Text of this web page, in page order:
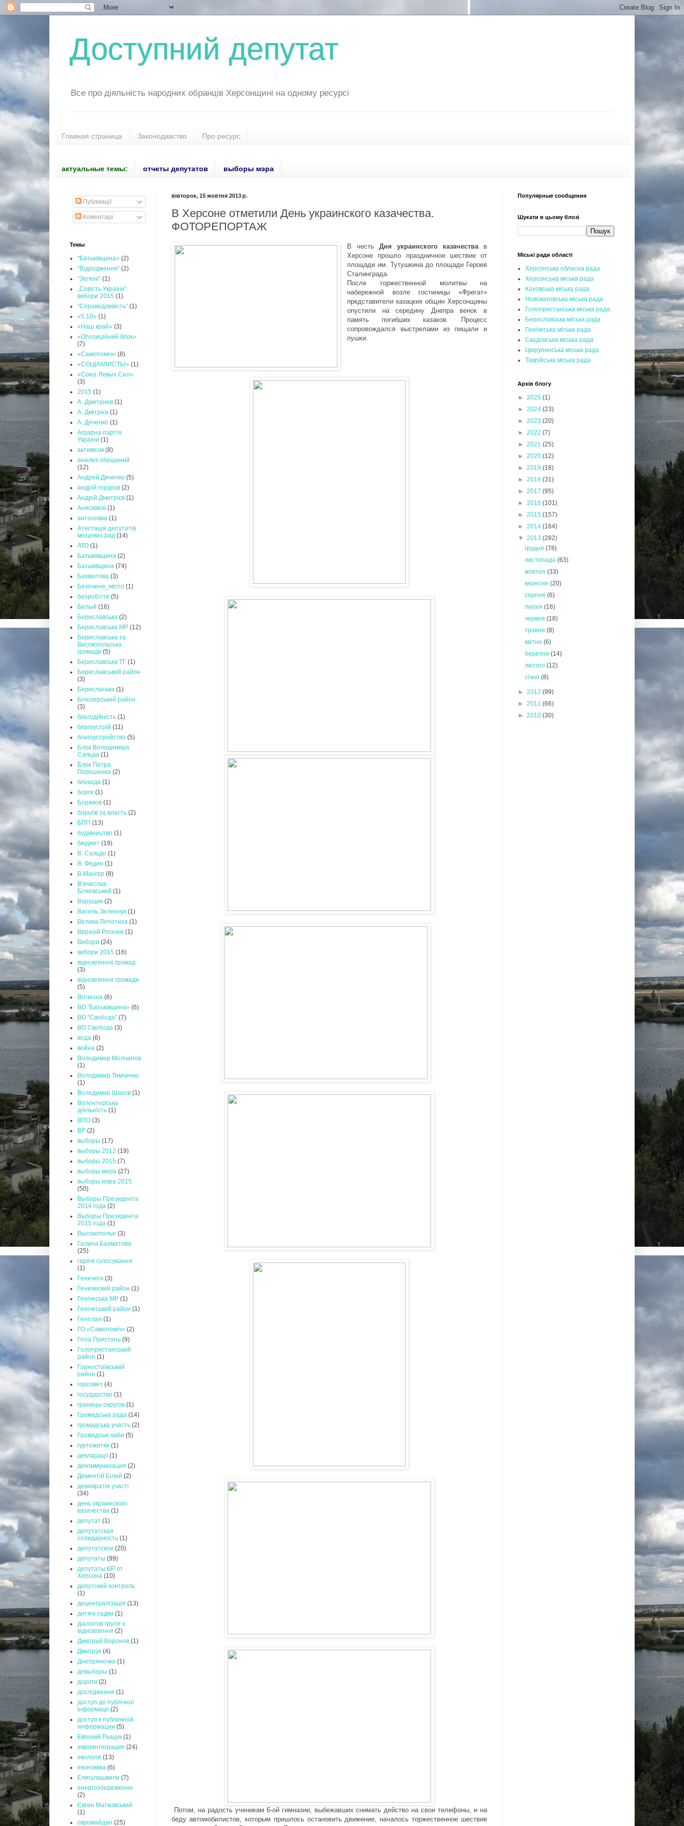
Доступний депутат
Все про діяльність народних обранців Херсонщині на одному ресурсі
Главная страница Законодавство Про ресурс
актуальные темы: отчеты депутатов выборы мэра
вівторок, 15 жовтня 2013 р.
В Херсоне отметили День украинского казачества.
ФОТОРЕПОРТАЖ
В честьДня украинского казачества в
Херсоне прошло праздничное шествие от
площади им. Тутушкина до площади Героев
Сталинграда.
После торжественной молитвы на
набережной возле гостиницы «Фрегат»
представители казацких общин Херсонщины
опустили на середину Днепра венок в
память погибших казаков. Процесс
сопровождался выстрелами из пищали и
пушки.
Потом, на радость ученикам 6-ой гимназии, выбежавших снимать действо на свои телефоны, и на
беду автомобилистов, которым пришлось остановить движение, началось торжественное шествие
Публікації
Коментарі
Темы
"Батьківщина» (2)
“Відродження” (2)
“Зелені” (1)
„Совість України”.
вибори 2015 (1)
“Справедливість” (1)
«5.10» (1)
«Наш край» (3)
«Опозиційний блок»
(7)
«Самопоміч» (8)
«СОЦИАЛИСТЫ» (1)
«Союз Левых Сил»
(3)
2015 (1)
А. Дмитриев (1)
А. Дмітрієв (1)
А. Дяченко (1)
Аграрна партія
України (1)
активизм (8)
анализ обещаний
(12)
Андрей Дяченко (5)
андрій гордєєв (2)
Андрій Дмитрієв (1)
Анисимов (1)
антоновка (1)
Атестація депутатів
місцевих рад (14)
АТО (1)
Батькивщина (2)
Батьківщина (74)
Бахматова (3)
Безпчене_місто (1)
безробіття (5)
Белый (16)
Бериславська (2)
Бериславська МР (12)
Бериславська та
Високопільська
громади (5)
Бериславська ТГ (1)
Бериславський район
(3)
Берисласька (1)
Білозерський район
(3)
благодійність (1)
благоустрій (11)
благоустройство (5)
Блок Володимира
Сальда (1)
Блок Петра
Порошенка (2)
блокада (1)
борги (1)
Боржков (1)
борьбв за власть (2)
БПП (13)
будівництво (1)
бюджет (19)
В. Сальдо (1)
В. Федин (1)
В.Мангер (8)
В’ячеслав
Білковський (1)
Варущик (2)
Василь Зеленчук (1)
Велика Лепетиха (1)
Верхній Рогачик (1)
Вибори (24)
вибори 2015 (16)
відновлення громад
(3)
відновлення громади
(5)
Вітчизна (6)
ВО "Батьківщина» (6)
ВО "Свобода" (7)
ВО Свобода (3)
вода (6)
война (2)
Володимир Молчанов
(1)
Володимир Тимченко
(1)
Володимир Шахов (1)
Волонтерська
діяльність (1)
ВПО (3)
ВР (2)
выборы (17)
выборы 2012 (19)
выборы 2015 (7)
выборы мера (27)
выборы мэра 2015
(50)
Выборы Президента
2014 года (2)
Выборы Президента
2015 года (1)
Высокополье (3)
Галина Бахматова
(25)
гарячі голосування
(1)
Геническ (3)
Генический район (1)
Генічеська МР (1)
Генічеський район (1)
Генплан (1)
ГО «Самопоміч» (2)
Гола Пристань (9)
Голопристанський
район (1)
Горностаївський
район (1)
горсовет (4)
государство (1)
границы округов (1)
Громадська рада (14)
громадська участь (2)
Громадські хаби (5)
гуртожитки (1)
декларації (1)
декоммунизация (2)
Дементій Білий (2)
демократія участі
(34)
день украинского
казачества (1)
депутат (1)
депутатская
солидарность (1)
депутатское (20)
депутаты (99)
депутаты ВР от
Херсона (10)
депутский контроль
(1)
децентралізація (13)
дитячі садки (1)
діалогові групи з
відновлення (2)
Дмитрий Воронов (1)
Дмитрук (4)
Днепряночка (1)
довыборы (1)
дороги (2)
дослідження (1)
доступ до публічної
інформації (2)
доступ к публичной
информации (5)
Евгений Рыщук (1)
евроинтеграция (24)
екологія (13)
економіка (6)
Елигулашвили (7)
енергозбереження
(2)
Євген Матковський
(1)
євромайдан (25)
Популярные сообщения
Шукати в цьому блозі
Міські ради області
Херсонська обласна рада
Херсонська міська рада
Каховська міська рада
Новокаховська міська рада
Голопристанська міська рада
Бериславська міська рада
Генічеська міська рада
Скадовська міська рада
Цюрупинська міська рада
Таврійська міська рада
Архів блогу
► 2025 (1)
► 2024 (23)
► 2023 (20)
► 2022 (7)
► 2021 (25)
► 2020 (12)
► 2019 (18)
► 2018 (31)
► 2017 (95)
► 2016 (101)
► 2015 (157)
► 2014 (164)
▼ 2013 (282)
грудня(78)
листопада(63)
жовтня(33)
вересня(20)
серпня(6)
липня(16)
червня(18)
травня(8)
квітня(6)
березня(14)
лютого(12)
січня(8)
► 2012 (99)
► 2011 (66)
► 2010 (30)